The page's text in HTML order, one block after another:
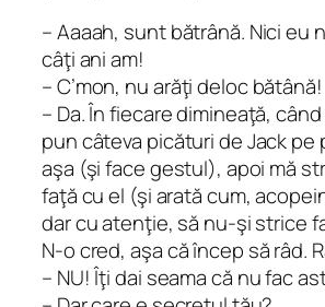
– Aaaah, sunt bătrână. Nici eu
câţi ani am!
– C’mon, nu arăţi deloc bătână!
– Da. În fiecare dimineaţă,
pun câteva picături de Jack pe
aşa (şi face gestul), apoi mă
faţă cu el (şi arată cum,
dar cu atenţie, să nu-şi strice
N-o cred, aşa că încep să râd.
– NU! Îţi dai seama că nu fac